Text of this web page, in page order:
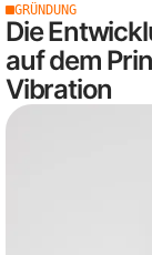
GRÜNDUNG
Die
auf dem
Vibration